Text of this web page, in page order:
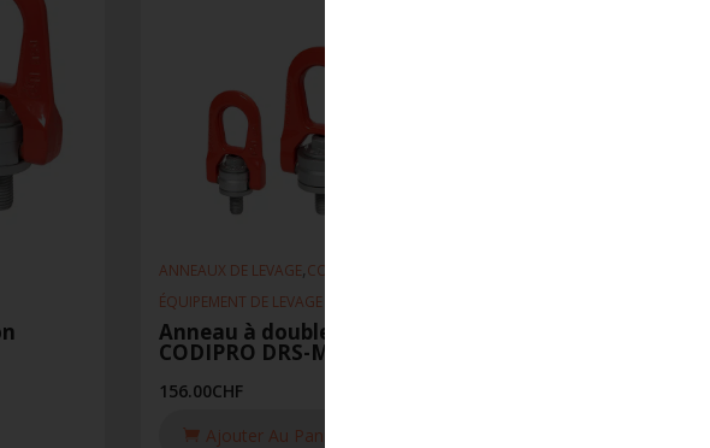
ANNEAUX DE LEVAGE,CODIPRO
ÉQUIPEMENT DE LEVAGE
Anneau à double articulation
CODIPRO DRS-M30-6.3T-UP
156.00CHF
Ajouter Au Panier